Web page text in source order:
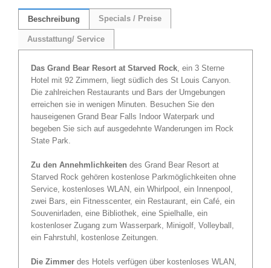
Beschreibung Specials / Preise
Ausstattung/ Service
Das Grand Bear Resort at Starved Rock , ein 3 Sterne
Hotel mit 92 Zimmern, liegt südlich des St Louis Canyon.
Die zahlreichen Restaurants und Bars der Umgebungen
erreichen sie in wenigen Minuten. Besuchen Sie den
hauseigenen Grand Bear Falls Indoor Waterpark und
begeben Sie sich auf ausgedehnte Wanderungen im Rock
State Park.
Zu den Annehmlichkeiten des Grand Bear Resort at
Starved Rock gehören kostenlose Parkmöglichkeiten ohne
Service, kostenloses WLAN, ein Whirlpool, ein Innenpool,
zwei Bars, ein Fitnesscenter, ein Restaurant, ein Café, ein
Souvenirladen, eine Bibliothek, eine Spielhalle, ein
kostenloser Zugang zum Wasserpark, Minigolf, Volleyball,
ein Fahrstuhl, kostenlose Zeitungen.
Die Zimmer des Hotels verfügen über kostenloses WLAN,